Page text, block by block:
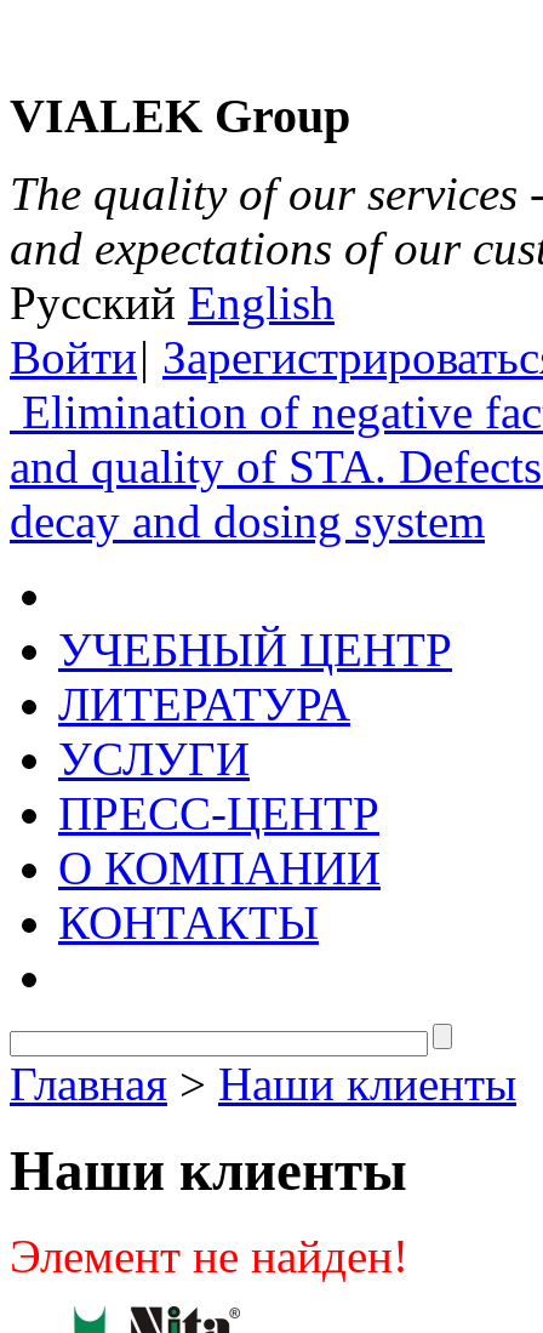
VIALEK Group
The quality of our services
and expectations of our
Русский English
Войти|
Elimination of negative
and quality of STA.
decay and dosing system
УЧЕБНЫЙ ЦЕНТР
ЛИТЕРАТУРА
УСЛУГИ
ПРЕСС-ЦЕНТР
О КОМПАНИИ
КОНТАКТЫ
Главная > Наши клиенты
Наши клиенты
Элемент не найден!